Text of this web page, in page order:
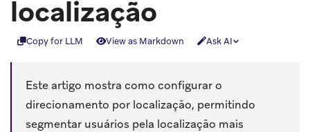
localização
Copy for LLM View as Markdown Ask AI
Este artigo mostra como configurar o
direcionamento por localização, permitindo
segmentar usuários pela localização mais